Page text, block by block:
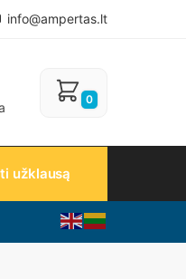
info@ampertas.lt
0
užklausą